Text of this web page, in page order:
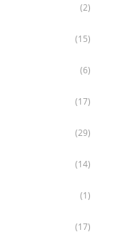
(2)
(15)
(6)
(17)
(29)
(14)
(1)
(17)